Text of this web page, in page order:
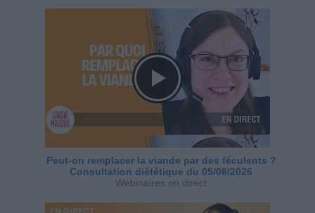
Peut-on remplacer la viande par des féculents ?
Consultation diététique du 05/08/2026
Webinaires en direct